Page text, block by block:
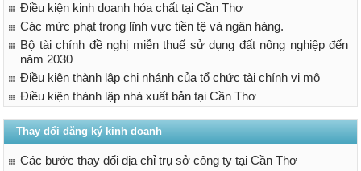
Điều kiện kinh doanh hóa chất tại Cần Thơ
Các mức phạt trong lĩnh vực tiền tệ và ngân hàng.
Bộ tài chính đề nghị miễn thuế sử dụng đất nông nghiệp đến
năm 2030
Điều kiện thành lập chi nhánh của tổ chức tài chính vi mô
Điều kiện thành lập nhà xuất bản tại Cần Thơ
Thay đổi đăng ký kinh doanh
Các bước thay đổi địa chỉ trụ sở công ty tại Cần Thơ